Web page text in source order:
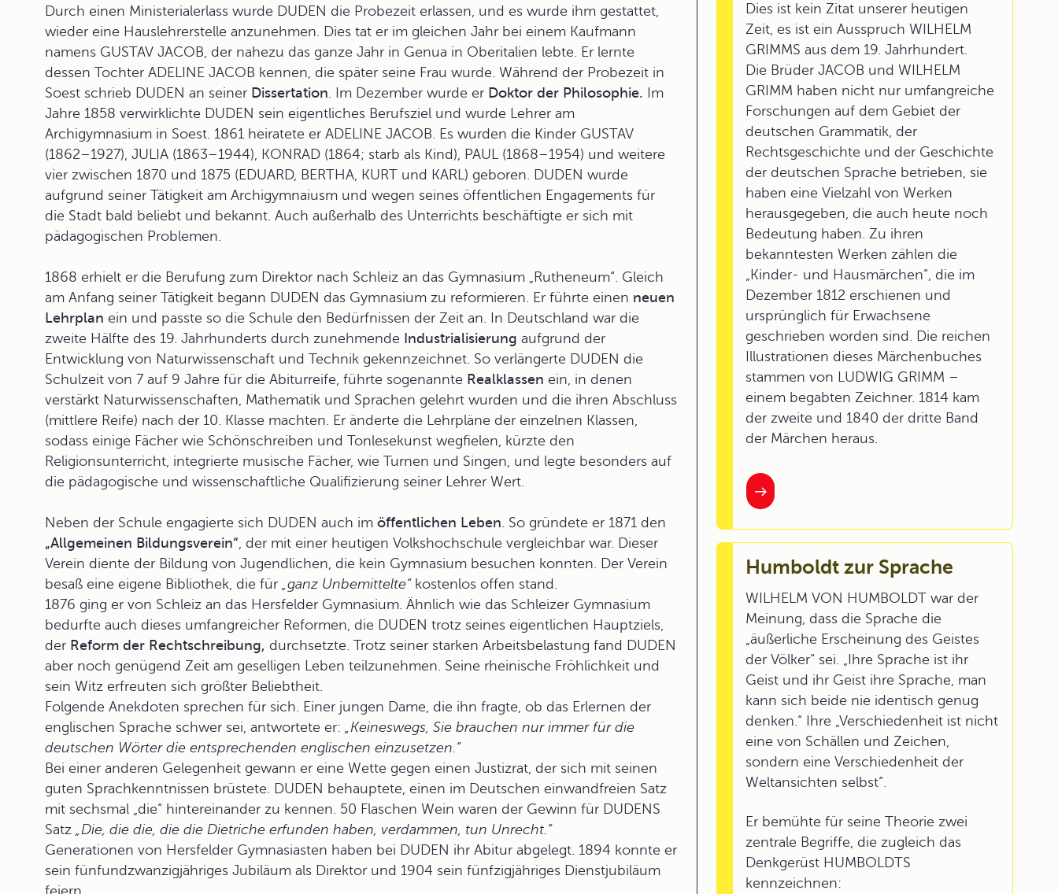
Durch einen Ministerialerlass wurde DUDEN die Probezeit erlassen, und es wurde ihm gestattet,
wieder eine Hauslehrerstelle anzunehmen. Dies tat er im gleichen Jahr bei einem Kaufmann
namens GUSTAV JACOB, der nahezu das ganze Jahr in Genua in Oberitalien lebte. Er lernte
dessen Tochter ADELINE JACOB kennen, die später seine Frau wurde. Während der Probezeit in
Soest schrieb DUDEN an seiner Dissertation. Im Dezember wurde er Doktor der Philosophie. Im
Jahre 1858 verwirklichte DUDEN sein eigentliches Berufsziel und wurde Lehrer am
Archigymnasium in Soest. 1861 heiratete er ADELINE JACOB. Es wurden die Kinder GUSTAV
(1862–1927), JULIA (1863–1944), KONRAD (1864; starb als Kind), PAUL (1868–1954) und weitere
vier zwischen 1870 und 1875 (EDUARD, BERTHA, KURT und KARL) geboren. DUDEN wurde
aufgrund seiner Tätigkeit am Archigymnaiusm und wegen seines öffentlichen Engagements für
die Stadt bald beliebt und bekannt. Auch außerhalb des Unterrichts beschäftigte er sich mit
pädagogischen Problemen.
1868 erhielt er die Berufung zum Direktor nach Schleiz an das Gymnasium „Rutheneum“. Gleich
am Anfang seiner Tätigkeit begann DUDEN das Gymnasium zu reformieren. Er führte einen neuen
Lehrplan ein und passte so die Schule den Bedürfnissen der Zeit an. In Deutschland war die
zweite Hälfte des 19. Jahrhunderts durch zunehmende Industrialisierung aufgrund der
Entwicklung von Naturwissenschaft und Technik gekennzeichnet. So verlängerte DUDEN die
Schulzeit von 7 auf 9 Jahre für die Abiturreife, führte sogenannte Realklassen ein, in denen
verstärkt Naturwissenschaften, Mathematik und Sprachen gelehrt wurden und die ihren Abschluss
(mittlere Reife) nach der 10. Klasse machten. Er änderte die Lehrpläne der einzelnen Klassen,
sodass einige Fächer wie Schönschreiben und Tonlesekunst wegfielen, kürzte den
Religionsunterricht, integrierte musische Fächer, wie Turnen und Singen, und legte besonders auf
die pädagogische und wissenschaftliche Qualifizierung seiner Lehrer Wert.
Neben der Schule engagierte sich DUDEN auch im öffentlichen Leben. So gründete er 1871 den
„Allgemeinen Bildungsverein“, der mit einer heutigen Volkshochschule vergleichbar war. Dieser
Verein diente der Bildung von Jugendlichen, die kein Gymnasium besuchen konnten. Der Verein
besaß eine eigene Bibliothek, die für „ganz Unbemittelte“kostenlos offen stand.
1876 ging er von Schleiz an das Hersfelder Gymnasium. Ähnlich wie das Schleizer Gymnasium
bedurfte auch dieses umfangreicher Reformen, die DUDEN trotz seines eigentlichen Hauptziels,
der Reform der Rechtschreibung, durchsetzte. Trotz seiner starken Arbeitsbelastung fand DUDEN
aber noch genügend Zeit am geselligen Leben teilzunehmen. Seine rheinische Fröhlichkeit und
sein Witz erfreuten sich größter Beliebtheit.
Folgende Anekdoten sprechen für sich. Einer jungen Dame, die ihn fragte, ob das Erlernen der
englischen Sprache schwer sei, antwortete er: „Keineswegs, Sie brauchen nur immer für die
deutschen Wörter die entsprechenden englischen einzusetzen.“
Bei einer anderen Gelegenheit gewann er eine Wette gegen einen Justizrat, der sich mit seinen
guten Sprachkenntnissen brüstete. DUDEN behauptete, einen im Deutschen einwandfreien Satz
mit sechsmal „die“ hintereinander zu kennen. 50 Flaschen Wein waren der Gewinn für DUDENS
Satz „Die, die die, die die Dietriche erfunden haben, verdammen, tun Unrecht. “
Generationen von Hersfelder Gymnasiasten haben bei DUDEN ihr Abitur abgelegt. 1894 konnte er
sein fünfundzwanzigjähriges Jubiläum als Direktor und 1904 sein fünfzigjähriges Dienstjubiläum
feiern.
Dies ist kein Zitat unserer heutigen
Zeit, es ist ein Ausspruch WILHELM
GRIMMS aus dem 19. Jahrhundert.
Die Brüder JACOB und WILHELM
GRIMM haben nicht nur umfangreiche
Forschungen auf dem Gebiet der
deutschen Grammatik, der
Rechtsgeschichte und der Geschichte
der deutschen Sprache betrieben, sie
haben eine Vielzahl von Werken
herausgegeben, die auch heute noch
Bedeutung haben. Zu ihren
bekanntesten Werken zählen die
„Kinder- und Hausmärchen“, die im
Dezember 1812 erschienen und
ursprünglich für Erwachsene
geschrieben worden sind. Die reichen
Illustrationen dieses Märchenbuches
stammen von LUDWIG GRIMM –
einem begabten Zeichner. 1814 kam
der zweite und 1840 der dritte Band
der Märchen heraus.
Humboldt zur Sprache
WILHELM VON HUMBOLDT war der
Meinung, dass die Sprache die
„äußerliche Erscheinung des Geistes
der Völker“ sei. „Ihre Sprache ist ihr
Geist und ihr Geist ihre Sprache, man
kann sich beide nie identisch genug
denken.“ Ihre „Verschiedenheit ist nicht
eine von Schällen und Zeichen,
sondern eine Verschiedenheit der
Weltansichten selbst“.
Er bemühte für seine Theorie zwei
zentrale Begriffe, die zugleich das
Denkgerüst HUMBOLDTS
kennzeichnen: